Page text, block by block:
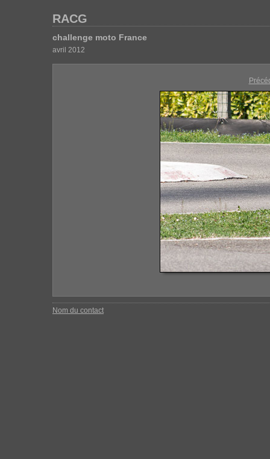
RACG
challenge moto France
avril 2012
Nom du contact